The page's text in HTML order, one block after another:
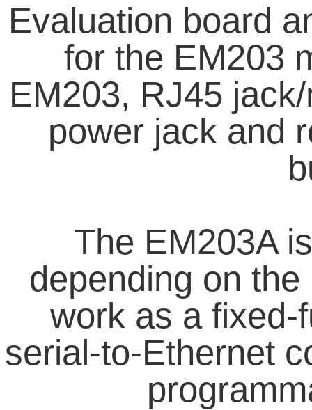
Evaluation board
for the EM203
EM203, RJ45
power jack and
The EM203A
depending on
work as a fixed-
serial-to-Ethernet